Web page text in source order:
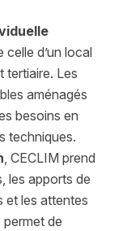
d’un local
tertiaire. Les
aménagés
besoins en
techniques.
, CECLIM prend
les apports de
et les attentes
de